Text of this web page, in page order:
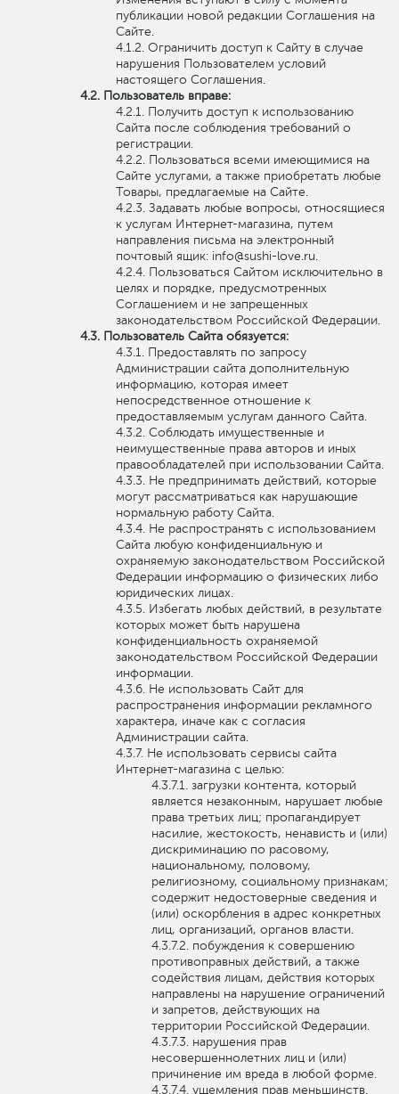
публикации новой редакции Соглашения на
Сайте.
Ограничить доступ к Сайту в случае
нарушения Пользователем условий
настоящего Соглашения.
Пользователь вправе:
Получить доступ к использованию
Сайта после соблюдения требований о
регистрации.
Пользоваться всеми имеющимися на
Сайте услугами, а также приобретать любые
Товары, предлагаемые на Сайте.
Задавать любые вопросы, относящиеся
к услугам Интернет-магазина, путем
направления письма на электронный
почтовый ящик: info@sushi-love.ru.
Пользоваться Сайтом исключительно в
целях и порядке, предусмотренных
Соглашением и не запрещенных
законодательством Российской Федерации.
Пользователь Сайта обязуется:
Предоставлять по запросу
Администрации сайта дополнительную
информацию, которая имеет
непосредственное отношение к
предоставляемым услугам данного Сайта.
Соблюдать имущественные и
неимущественные права авторов и иных
правообладателей при использовании Сайта.
Не предпринимать действий, которые
могут рассматриваться как нарушающие
нормальную работу Сайта.
Не распространять с использованием
Сайта любую конфиденциальную и
охраняемую законодательством Российской
Федерации информацию о физических либо
юридических лицах.
Избегать любых действий, в результате
которых может быть нарушена
конфиденциальность охраняемой
законодательством Российской Федерации
информации.
Не использовать Сайт для
распространения информации рекламного
характера, иначе как с согласия
Администрации сайта.
Не использовать сервисы сайта
Интернет-магазина с целью:
загрузки контента, который
является незаконным, нарушает любые
права третьих лиц; пропагандирует
насилие, жестокость, ненависть и (или)
дискриминацию по расовому,
национальному, половому,
религиозному, социальному признакам;
содержит недостоверные сведения и
(или) оскорбления в адрес конкретных
лиц, организаций, органов власти.
побуждения к совершению
противоправных действий, а также
содействия лицам, действия которых
направлены на нарушение ограничений
и запретов, действующих на
территории Российской Федерации.
нарушения прав
несовершеннолетних лиц и (или)
причинение им вреда в любой форме.
ущемления прав меньшинств.